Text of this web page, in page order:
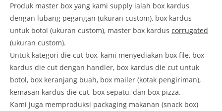
Produk master box yang kami supply ialah box kardus
dengan lubang pegangan (ukuran custom), box kardus
untuk botol (ukuran custom), master box kardus corrugated
(ukuran custom).
Untuk kategori die cut box, kami menyediakan box file, box
kardus die cut dengan handler, box kardus die cut untuk
botol, box keranjang buah, box mailer (kotak pengiriman),
kemasan kardus die cut, box sepatu, dan box pizza.
Kami juga memproduksi packaging makanan (snack box)